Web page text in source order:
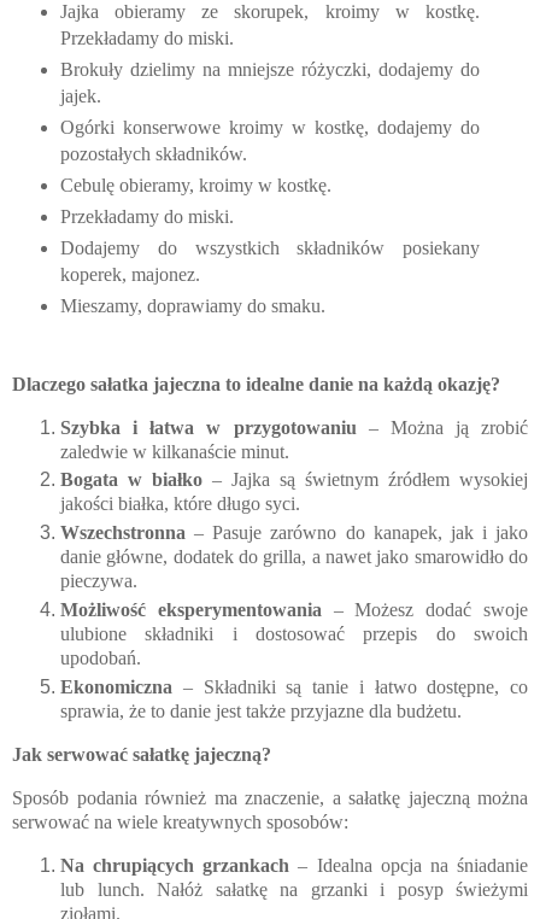
Jajka obieramy ze skorupek, kroimy w kostkę.
Przekładamy do miski.
Brokuły dzielimy na mniejsze różyczki, dodajemy do
jajek.
Ogórki konserwowe kroimy w kostkę, dodajemy do
pozostałych składników.
Cebulę obieramy, kroimy w kostkę.
Przekładamy do miski.
Dodajemy do wszystkich składników posiekany
koperek, majonez.
Mieszamy, doprawiamy do smaku.
Dlaczego sałatka jajeczna to idealne danie na każdą okazję?
Szybka i łatwa w przygotowaniu – Można ją zrobić
zaledwie w kilkanaście minut.
Bogata w białko – Jajka są świetnym źródłem wysokiej
jakości białka, które długo syci.
Wszechstronna – Pasuje zarówno do kanapek, jak i jako
danie główne, dodatek do grilla, a nawet jako smarowidło do
pieczywa.
Możliwość eksperymentowania – Możesz dodać swoje
ulubione składniki i dostosować przepis do swoich
upodobań.
Ekonomiczna – Składniki są tanie i łatwo dostępne, co
sprawia, że to danie jest także przyjazne dla budżetu.
Jak serwować sałatkę jajeczną?
Sposób podania również ma znaczenie, a sałatkę jajeczną można
serwować na wiele kreatywnych sposobów:
Na chrupiących grzankach – Idealna opcja na śniadanie
lub lunch. Nałóż sałatkę na grzanki i posyp świeżymi
ziołami.